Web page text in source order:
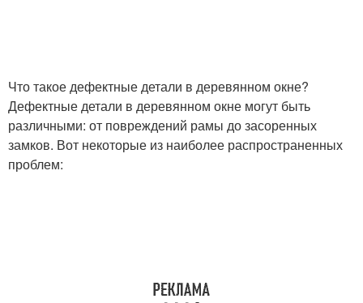
Что такое дефектные детали в деревянном окне?
Дефектные детали в деревянном окне могут быть
различными: от повреждений рамы до засоренных
замков. Вот некоторые из наиболее распространенных
проблем: